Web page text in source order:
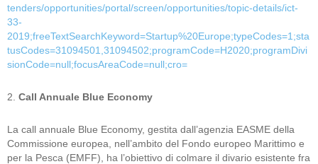
tenders/opportunities/portal/screen/opportunities/topic-details/ict-
33-
2019;freeTextSearchKeyword=Startup%20Europe;typeCodes=1;sta
tusCodes=31094501,31094502;programCode=H2020;programDivi
sionCode=null;focusAreaCode=null;cro=
2. Call Annuale Blue Economy
La call annuale Blue Economy, gestita dall’agenzia EASME della
Commissione europea, nell’ambito del Fondo europeo Marittimo e
per la Pesca (EMFF), ha l’obiettivo di colmare il divario esistente fra